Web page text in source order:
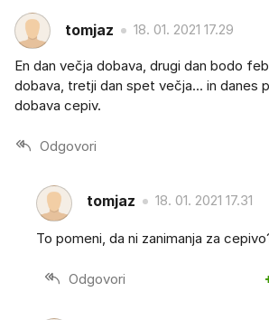
tomjaz 18. 01. 2021 17.29
En dan večja dobava, drugi dan bodo
dobava, tretji dan spet večja... in danes
dobava cepiv.
Odgovori
tomjaz 18. 01. 2021 17.31
To pomeni, da ni zanimanja za
Odgovori